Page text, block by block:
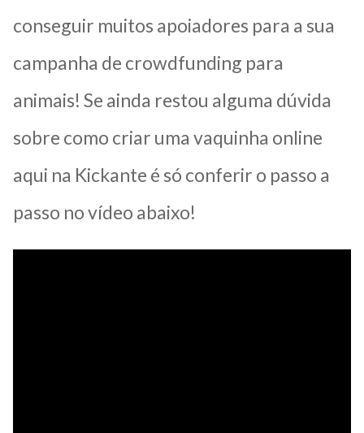
conseguir muitos apoiadores para a sua
campanha de crowdfunding para
animais! Se ainda restou alguma dúvida
sobre como criar uma vaquinha online
aqui na Kickante é só conferir o passo a
passo no vídeo abaixo!